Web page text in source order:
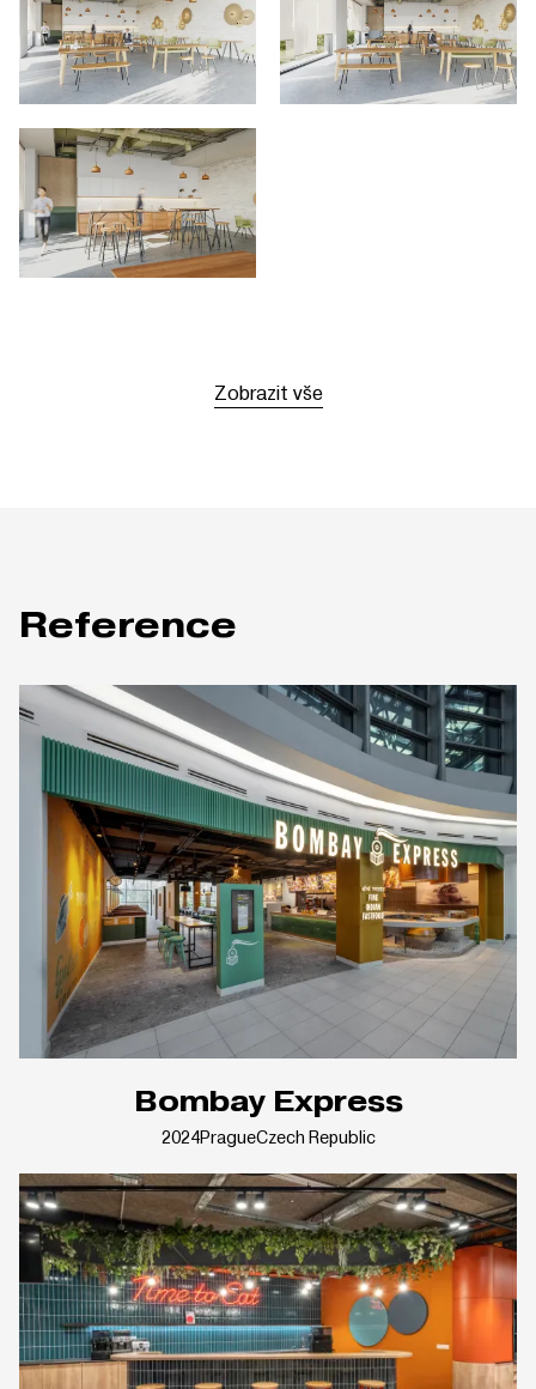
Zobrazit vše
Reference
Bombay Express
2024PragueCzech Republic